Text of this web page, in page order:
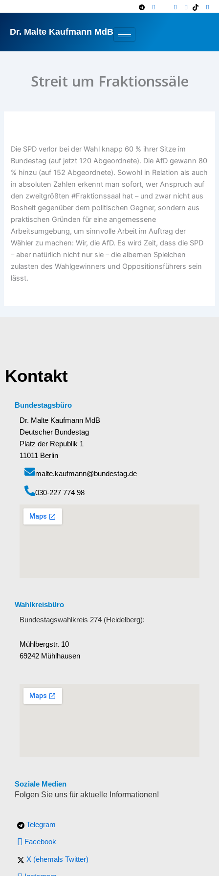
springen
Dr. Malte Kaufmann MdB
Streit um Fraktionssäle
Die SPD verlor bei der Wahl knapp 60 % ihrer Sitze im
Bundestag (auf jetzt 120 Abgeordnete). Die AfD gewann 80
% hinzu (auf 152 Abgeordnete). Sowohl in Relation als auch
in absoluten Zahlen erkennt man sofort, wer Anspruch auf
den zweitgrößten #Fraktionssaal hat – und zwar nicht aus
Bosheit gegenüber dem politischen Gegner, sondern aus
praktischen Gründen für eine angemessene
Arbeitsumgebung, um sinnvolle Arbeit im Auftrag der
Wähler zu machen: Wir, die AfD. Es wird Zeit, dass die SPD
– aber natürlich nicht nur sie – die albernen Spielchen
zulasten des Wahlgewinners und Oppositionsführers sein
lässt.
Kontakt
Bundestagsbüro
Dr. Malte Kaufmann MdB
Deutscher Bundestag
Platz der Republik 1
11011 Berlin
malte.kaufmann@bundestag.de
‭030-227 774 98‬
Wahlkreisbüro
Bundestagswahlkreis 274 (Heidelberg):
Mühlbergstr. 10
69242 Mühlhausen
Soziale Medien
Folgen Sie uns für aktuelle Informationen!
Telegram
Facebook
X (ehemals Twitter)